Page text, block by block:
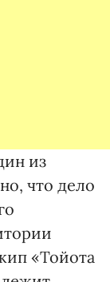
из
что дело
«Тойота